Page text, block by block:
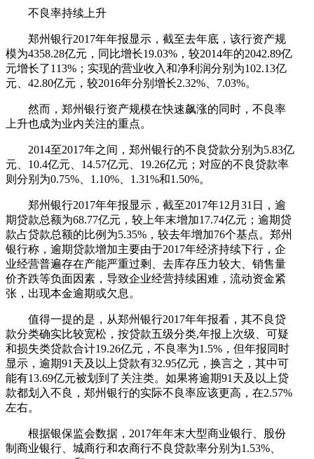
不良率持续上升
郑州银行2017年年报显示，截至去年底，该行资产规
模为4358.28亿元，同比增长19.03%，较2014年的2042.89亿
元增长了113%；实现的营业收入和净利润分别为102.13亿
元、42.80亿元，较2016年分别增长2.32%、7.03%。
然而，郑州银行资产规模在快速飙涨的同时，不良率
上升也成为业内关注的重点。
2014至2017年之间，郑州银行的不良贷款分别为5.83亿
元、10.4亿元、14.57亿元、19.26亿元；对应的不良贷款率
则分别为0.75%、1.10%、1.31%和1.50%。
郑州银行2017年年报显示，截至2017年12月31日，逾
期贷款总额为68.77亿元，较上年末增加17.74亿元；逾期贷
款占贷款总额的比例为5.35%，较去年增加76个基点。郑州
银行称，逾期贷款增加主要由于2017年经济持续下行，企
业经营普遍存在产能严重过剩、去库存压力较大、销售量
价齐跌等负面因素，导致企业经营持续困难，流动资金紧
张，出现本金逾期或欠息。
值得一提的是，从郑州银行2017年年报看，其不良贷
款分类确实比较宽松，按贷款五级分类,年报上次级、可疑
和损失类贷款合计19.26亿元，不良率为1.5%，但年报同时
显示，逾期91天及以上贷款有32.95亿元，换言之，其中可
能有13.69亿元被划到了关注类。如果将逾期91天及以上贷
款都划入不良，郑州银行的实际不良率应该更高，在2.57%
左右。
根据银保监会数据，2017年年末大型商业银行、股份
制商业银行、城商行和农商行不良贷款率分别为1.53%、